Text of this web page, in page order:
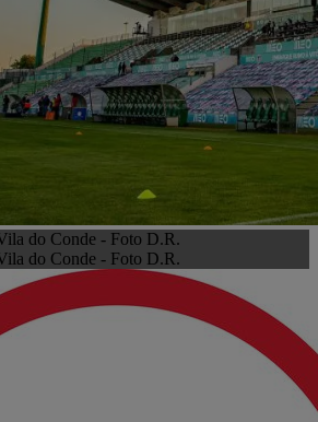
do Conde - Foto D.R.
do Conde - Foto D.R.